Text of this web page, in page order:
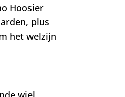
Hoosier
plus
het welzijn